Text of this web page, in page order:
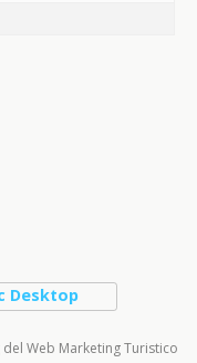
Desktop
Web Marketing Turistico